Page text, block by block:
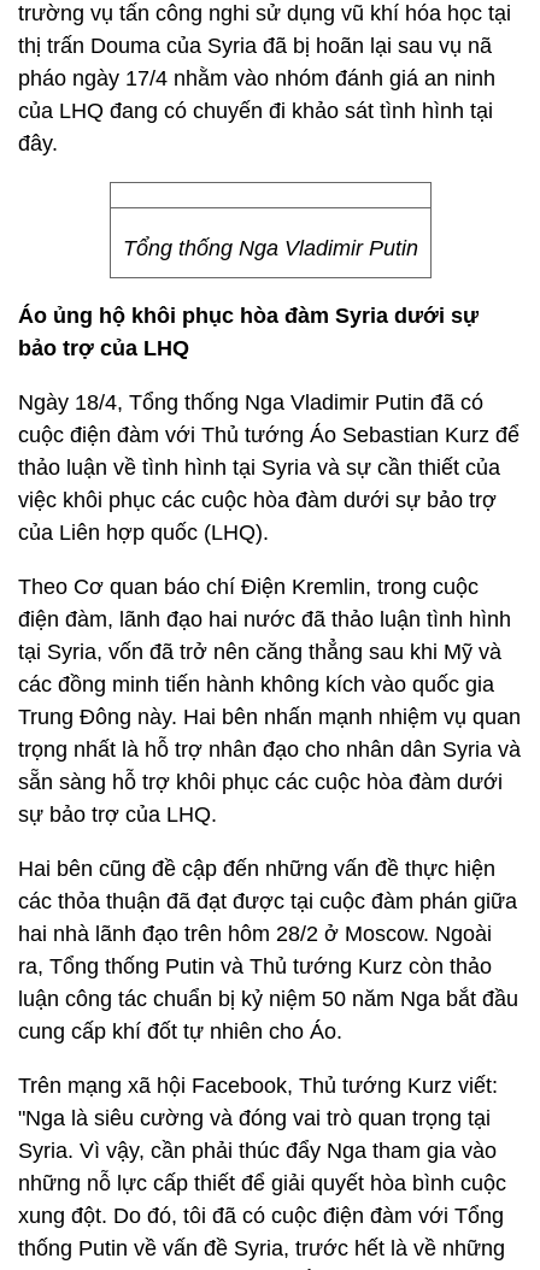
trường vụ tấn công nghi sử dụng vũ khí hóa học tại
thị trấn Douma của Syria đã bị hoãn lại sau vụ nã
pháo ngày 17/4 nhằm vào nhóm đánh giá an ninh
của LHQ đang có chuyến đi khảo sát tình hình tại
đây.
Tổng thống Nga Vladimir Putin
Áo ủng hộ khôi phục hòa đàm Syria dưới sự
bảo trợ của LHQ
Ngày 18/4, Tổng thống Nga Vladimir Putin đã có
cuộc điện đàm với Thủ tướng Áo Sebastian Kurz để
thảo luận về tình hình tại Syria và sự cần thiết của
việc khôi phục các cuộc hòa đàm dưới sự bảo trợ
của Liên hợp quốc (LHQ).
Theo Cơ quan báo chí Điện Kremlin, trong cuộc
điện đàm, lãnh đạo hai nước đã thảo luận tình hình
tại Syria, vốn đã trở nên căng thẳng sau khi Mỹ và
các đồng minh tiến hành không kích vào quốc gia
Trung Đông này. Hai bên nhấn mạnh nhiệm vụ quan
trọng nhất là hỗ trợ nhân đạo cho nhân dân Syria và
sẵn sàng hỗ trợ khôi phục các cuộc hòa đàm dưới
sự bảo trợ của LHQ.
Hai bên cũng đề cập đến những vấn đề thực hiện
các thỏa thuận đã đạt được tại cuộc đàm phán giữa
hai nhà lãnh đạo trên hôm 28/2 ở Moscow. Ngoài
ra, Tổng thống Putin và Thủ tướng Kurz còn thảo
luận công tác chuẩn bị kỷ niệm 50 năm Nga bắt đầu
cung cấp khí đốt tự nhiên cho Áo.
Trên mạng xã hội Facebook, Thủ tướng Kurz viết:
"Nga là siêu cường và đóng vai trò quan trọng tại
Syria. Vì vậy, cần phải thúc đẩy Nga tham gia vào
những nỗ lực cấp thiết để giải quyết hòa bình cuộc
xung đột. Do đó, tôi đã có cuộc điện đàm với Tổng
thống Putin về vấn đề Syria, trước hết là về những